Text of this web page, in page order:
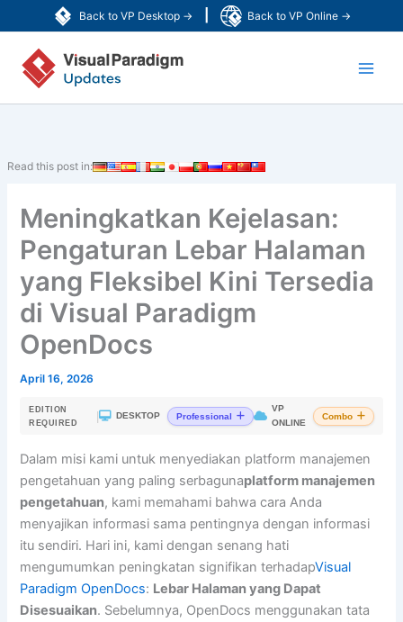
Back to VP Desktop → Back to VP Online →
ke
konten
Read this post in:
Meningkatkan Kejelasan:
Pengaturan Lebar Halaman
yang Fleksibel Kini Tersedia
di Visual Paradigm
OpenDocs
April 16, 2026
EDITION
REQUIRED
DESKTOP Professional
VP
ONLINE
Combo
Dalam misi kami untuk menyediakan platform manajemen
pengetahuan yang paling serbagunaplatform manajemen
pengetahuan, kami memahami bahwa cara Anda
menyajikan informasi sama pentingnya dengan informasi
itu sendiri. Hari ini, kami dengan senang hati
mengumumkan peningkatan signifikan terhadapVisual
Paradigm OpenDocs: Lebar Halaman yang Dapat
Disesuaikan. Sebelumnya, OpenDocs menggunakan tata